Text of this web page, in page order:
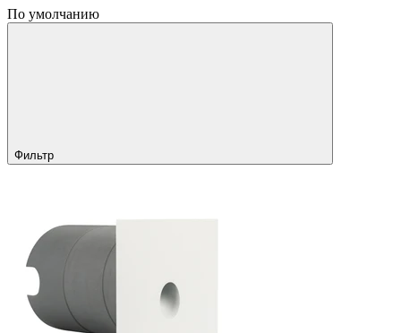
По умолчанию
Фильтр